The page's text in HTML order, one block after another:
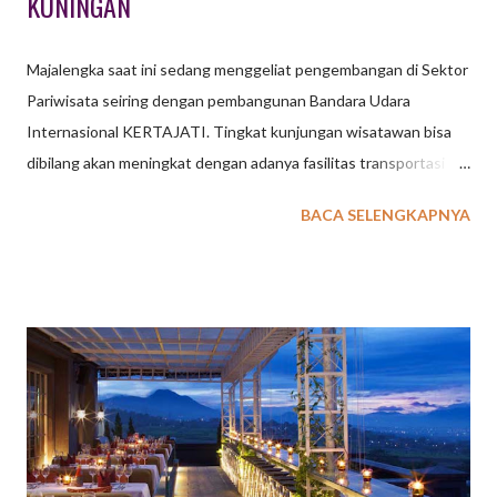
Majalengka saat ini sedang menggeliat pengembangan di Sektor
Pariwisata seiring dengan pembangunan Bandara Udara
Internasional KERTAJATI. Tingkat kunjungan wisatawan bisa
dibilang akan meningkat dengan adanya fasilitas transportasi ini.
berbenah untuk mempersiapkan tingkat kunjungan tamu
Kuningan dan Cirebon sebagai destinasi yang menarik.
Tentunya paket outing outbound gathering perlu dikemas secra
apik dengan menggabungkan beberapa tempat wisata di
Majalengka dan Kuningan. Berikut ini beberapa ulasan tempat
wisata di Majalengka & Kuningan yang kami ambil dari sumber
BACA SELENGKAPNYA